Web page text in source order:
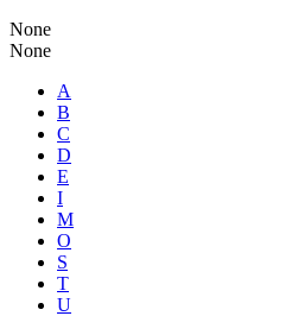
None
None
A
B
C
D
E
I
M
O
S
T
U